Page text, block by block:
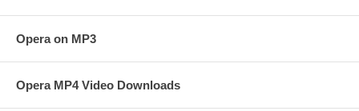
Opera on MP3
Opera MP4 Video Downloads